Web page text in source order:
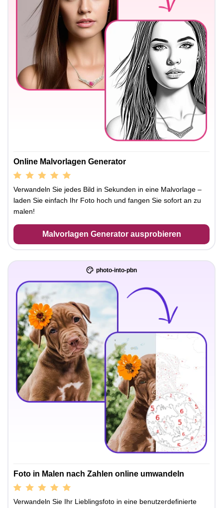
Online Malvorlagen Generator
Verwandeln Sie jedes Bild in Sekunden in eine Malvorlage –
laden Sie einfach Ihr Foto hoch und fangen Sie sofort an zu
malen!
Malvorlagen Generator ausprobieren
photo-into-pbn
Foto in Malen nach Zahlen online umwandeln
Verwandeln Sie Ihr Lieblingsfoto in eine benutzerdefinierte